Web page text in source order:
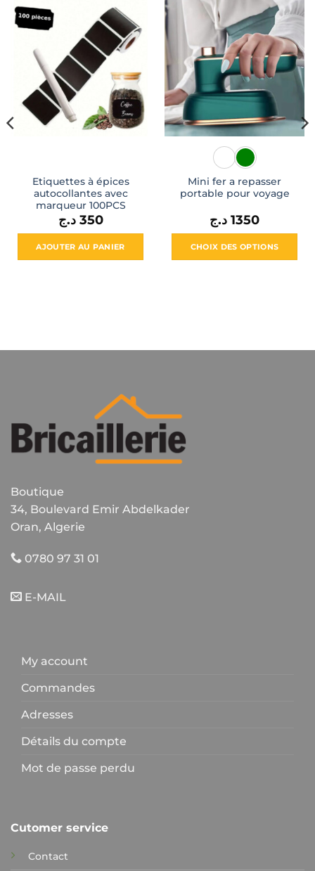
Etiquettes à épices
autocollantes avec
marqueur 100PCS
350 د.ج
AJOUTER AU PANIER
Mini fer a repasser
portable pour voyage
1350 د.ج
CHOIX DES OPTIONS
Boutique
34, Boulevard Emir Abdelkader
Oran, Algerie
0780 97 31 01
E-MAIL
My account
Commandes
Adresses
Détails du compte
Mot de passe perdu
Cutomer service
Contact